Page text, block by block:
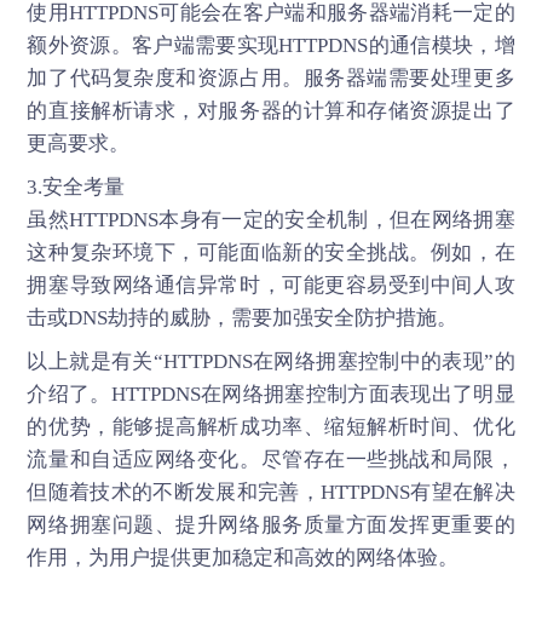
使用HTTPDNS可能会在客户端和服务器端消耗一定的
额外资源。客户端需要实现HTTPDNS的通信模块，增
加了代码复杂度和资源占用。服务器端需要处理更多
的直接解析请求，对服务器的计算和存储资源提出了
更高要求。
3.安全考量
虽然HTTPDNS本身有一定的安全机制，但在网络拥塞
这种复杂环境下，可能面临新的安全挑战。例如，在
拥塞导致网络通信异常时，可能更容易受到中间人攻
击或DNS劫持的威胁，需要加强安全防护措施。
以上就是有关“HTTPDNS在网络拥塞控制中的表现”的
介绍了。HTTPDNS在网络拥塞控制方面表现出了明显
的优势，能够提高解析成功率、缩短解析时间、优化
流量和自适应网络变化。尽管存在一些挑战和局限，
但随着技术的不断发展和完善，HTTPDNS有望在解决
网络拥塞问题、提升网络服务质量方面发挥更重要的
作用，为用户提供更加稳定和高效的网络体验。